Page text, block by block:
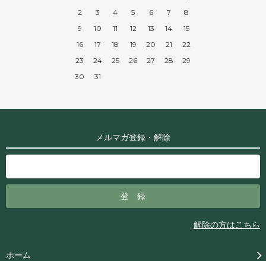
2
3 4 5 6 7
8
9
10 11 12 13 14
15
16
17 18 19 20 21
22
23
24 25 26 27 28
29
30
31
メルマガ登録・解除
解除の方はこちら
ホーム